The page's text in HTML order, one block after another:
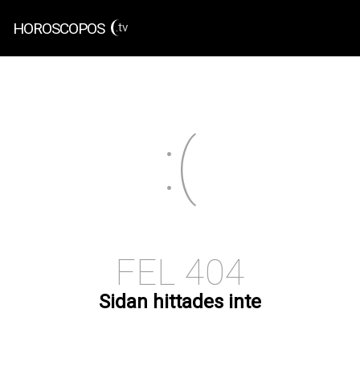
HOROSCOPOS .tv
FEL 404
Sidan hittades inte